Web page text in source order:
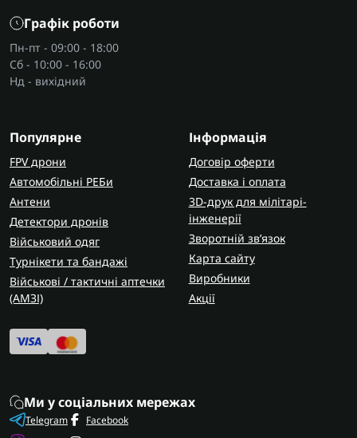
Графік роботи
Пн-пт - 09:00 - 18:00
Сб - 10:00 - 16:00
Нд - вихідний
Популярне
FPV дрони
Автомобільні РЕБи
Антени
Детектори дронів
Військовий одяг
Турнікети та бандажі
Військові / тактичні аптечки
(AMЗІ)
Інформація
Договір оферти
Доставка і оплата
3D-друк для мілітарі-
інженерії
Зворотній зв’язок
Карта сайту
Виробники
Акції
Ми у соціальних мережах
Telegram
Facebook